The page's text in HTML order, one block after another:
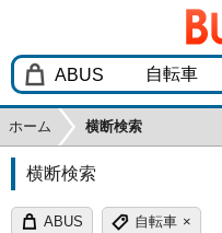
ホーム 横断検索
横断検索
ABUS 自転車 ×